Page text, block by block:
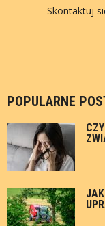
Skontaktuj
POPULARNE